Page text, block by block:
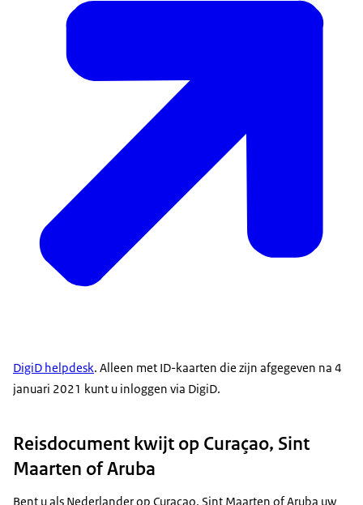
DigiD helpdesk. Alleen met ID-kaarten die zijn afgegeven na 4
januari 2021 kunt u inloggen via DigiD.
Reisdocument kwijt op Curaçao, Sint
Maarten of Aruba
Bent u als Nederlander op Curaçao, Sint Maarten of Aruba uw